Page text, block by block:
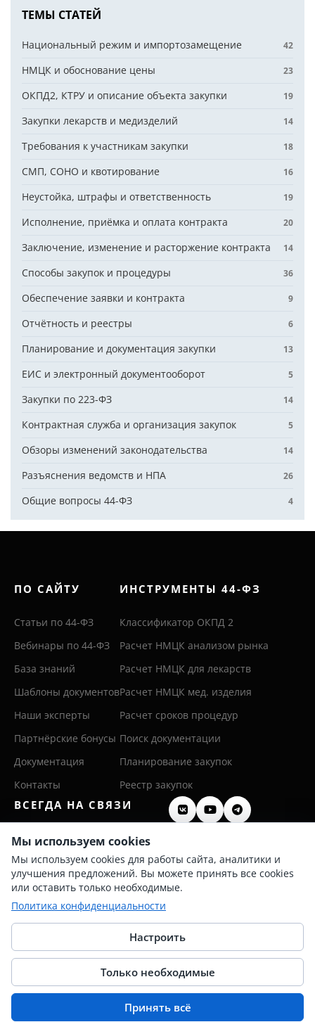
ТЕМЫ СТАТЕЙ
Национальный режим и импортозамещение 42
НМЦК и обоснование цены 23
ОКПД2, КТРУ и описание объекта закупки 19
Закупки лекарств и медизделий 14
Требования к участникам закупки 18
СМП, СОНО и квотирование 16
Неустойка, штрафы и ответственность 19
Исполнение, приёмка и оплата контракта 20
Заключение, изменение и расторжение контракта 14
Способы закупок и процедуры 36
Обеспечение заявки и контракта 9
Отчётность и реестры 6
Планирование и документация закупки 13
ЕИС и электронный документооборот 5
Закупки по 223-ФЗ 14
Контрактная служба и организация закупок 5
Обзоры изменений законодательства 14
Разъяснения ведомств и НПА 26
Общие вопросы 44-ФЗ 4
ПО САЙТУ
Статьи по 44-ФЗ
Вебинары по 44-ФЗ
База знаний
Шаблоны документов
Наши эксперты
Партнёрские бонусы
Документация
Контакты
ИНСТРУМЕНТЫ 44-ФЗ
Классификатор ОКПД 2
Расчет НМЦК анализом рынка
Расчет НМЦК для лекарств
Расчет НМЦК мед. изделия
Расчет сроков процедур
Поиск документации
Планирование закупок
Реестр закупок
ВСЕГДА НА СВЯЗИ
8 (800) 600 26 50
8 (342) 255 36 00
info@persis.ru
Политика конфиденциальности
Согласие на обработку ПД
Мы используем cookies
Мы используем cookies для работы сайта, аналитики и
улучшения предложений. Вы можете принять все cookies
или оставить только необходимые.
Политика конфиденциальности
Настроить
Только необходимые
Принять всё